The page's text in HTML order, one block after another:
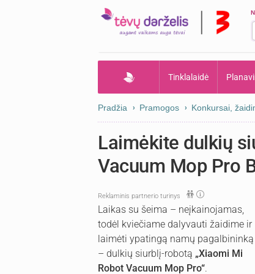
Tinklalaidė
Pradžia Pramogos Konkursai,
Laimėkite dulkių
Vacuum Mop Pro
Reklaminis partnerio turinys
Laikas su šeima – neįkainojamas,
todėl kviečiame dalyvauti žaidime ir
laimėti ypatingą namų pagalbininką
– dulkių siurblį-robotą „Xiaomi Mi
Robot Vacuum Mop Pro“.